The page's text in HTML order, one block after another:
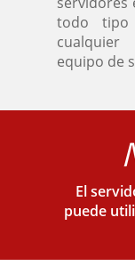
todo tipo
equipo de
El
puede